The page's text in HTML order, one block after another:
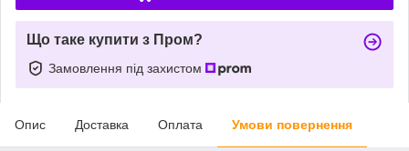
Що таке купити з Пром?
Замовлення під захистом
Опис Доставка Оплата Умови повернення